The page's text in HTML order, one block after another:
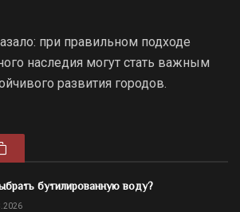
при правильном подходе
наследия могут стать важным
развития городов.
бутилированную воду?